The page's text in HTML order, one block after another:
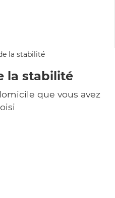
la stabilité
que vous avez